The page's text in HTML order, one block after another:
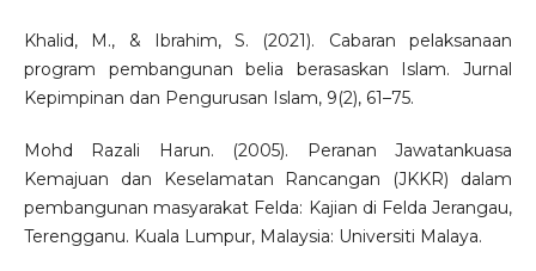
Khalid, M., & Ibrahim, S. (2021). Cabaran pelaksanaan
program pembangunan belia berasaskan Islam. Jurnal
Kepimpinan dan Pengurusan Islam, 9(2), 61–75.
Mohd Razali Harun. (2005). Peranan Jawatankuasa
Kemajuan dan Keselamatan Rancangan (JKKR) dalam
pembangunan masyarakat Felda: Kajian di Felda Jerangau,
Terengganu. Kuala Lumpur, Malaysia: Universiti Malaya.